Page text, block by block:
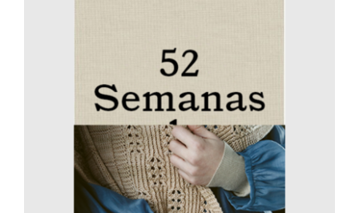
AÑADIR AL CARRITO
/
DETALLES